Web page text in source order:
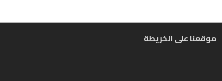
موقعنا على الخريطة